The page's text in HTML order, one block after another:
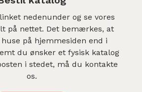
nedenunder og se vores
på nettet. Det bemærkes, at
på hjemmesiden end i
du ønsker et fysisk katalog
i stedet, må du kontakte
os.